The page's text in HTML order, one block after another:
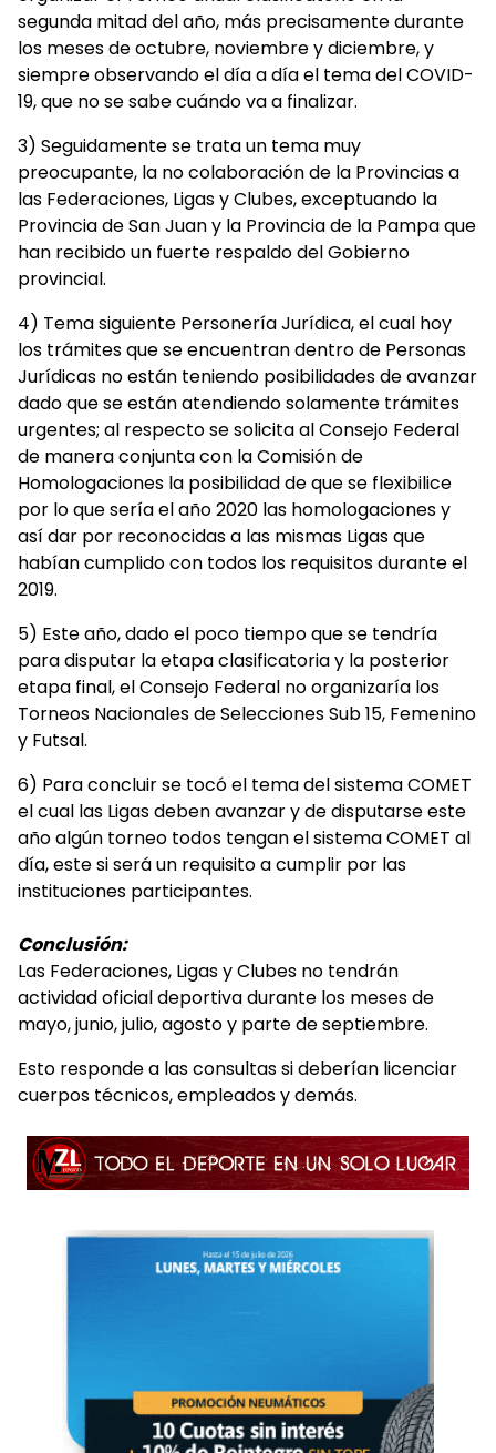
segunda mitad del año, más precisamente durante
los meses de octubre, noviembre y diciembre, y
siempre observando el día a día el tema del COVID-
19, que no se sabe cuándo va a finalizar.
3) Seguidamente se trata un tema muy
preocupante, la no colaboración de la Provincias a
las Federaciones, Ligas y Clubes, exceptuando la
Provincia de San Juan y la Provincia de la Pampa que
han recibido un fuerte respaldo del Gobierno
provincial.
4) Tema siguiente Personería Jurídica, el cual hoy
los trámites que se encuentran dentro de Personas
Jurídicas no están teniendo posibilidades de avanzar
dado que se están atendiendo solamente trámites
urgentes; al respecto se solicita al Consejo Federal
de manera conjunta con la Comisión de
Homologaciones la posibilidad de que se flexibilice
por lo que sería el año 2020 las homologaciones y
así dar por reconocidas a las mismas Ligas que
habían cumplido con todos los requisitos durante el
2019.
5) Este año, dado el poco tiempo que se tendría
para disputar la etapa clasificatoria y la posterior
etapa final, el Consejo Federal no organizaría los
Torneos Nacionales de Selecciones Sub 15, Femenino
y Futsal.
6) Para concluir se tocó el tema del sistema COMET
el cual las Ligas deben avanzar y de disputarse este
año algún torneo todos tengan el sistema COMET al
día, este si será un requisito a cumplir por las
instituciones participantes.
Conclusión:
Las Federaciones, Ligas y Clubes no tendrán
actividad oficial deportiva durante los meses de
mayo, junio, julio, agosto y parte de septiembre.
Esto responde a las consultas si deberían licenciar
cuerpos técnicos, empleados y demás.